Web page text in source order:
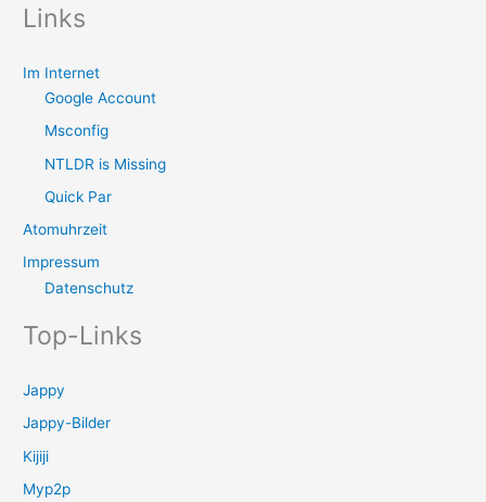
Links
Im Internet
Google Account
Msconfig
NTLDR is Missing
Quick Par
Atomuhrzeit
Impressum
Datenschutz
Top-Links
Jappy
Jappy-Bilder
Kijiji
Myp2p